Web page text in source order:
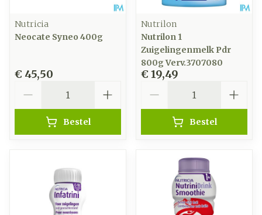
Nutricia
Neocate Syneo 400g
€ 45,50
Bestel
Nutrilon
Nutrilon 1
Zuigelingenmelk Pdr
800g Verv.3707080
€ 19,49
Bestel